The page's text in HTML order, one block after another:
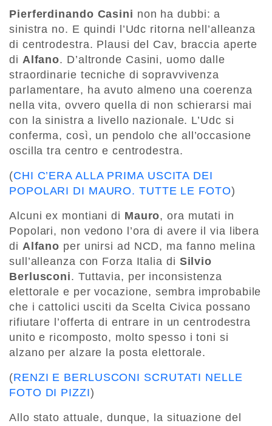
Pierferdinando Casini non ha dubbi: a
sinistra no. E quindi l’Udc ritorna nell’alleanza
di centrodestra. Plausi del Cav, braccia aperte
di Alfano. D’altronde Casini, uomo dalle
straordinarie tecniche di sopravvivenza
parlamentare, ha avuto almeno una coerenza
nella vita, ovvero quella di non schierarsi mai
con la sinistra a livello nazionale. L’Udc si
conferma, così, un pendolo che all’occasione
oscilla tra centro e centrodestra.
(CHI C’ERA ALLA PRIMA USCITA DEI
POPOLARI DI MAURO. TUTTE LE FOTO)
Alcuni ex montiani di Mauro, ora mutati in
Popolari, non vedono l’ora di avere il via libera
di Alfano per unirsi ad NCD, ma fanno melina
sull’alleanza con Forza Italia di Silvio
Berlusconi. Tuttavia, per inconsistenza
elettorale e per vocazione, sembra improbabile
che i cattolici usciti da Scelta Civica possano
rifiutare l’offerta di entrare in un centrodestra
unito e ricomposto, molto spesso i toni si
alzano per alzare la posta elettorale.
(RENZI E BERLUSCONI SCRUTATI NELLE
FOTO DI PIZZI)
Allo stato attuale, dunque, la situazione del